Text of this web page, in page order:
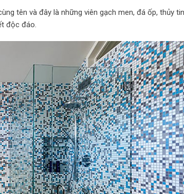
tên và đây là những viên gạch men, đá ốp, thủy
độc đáo.